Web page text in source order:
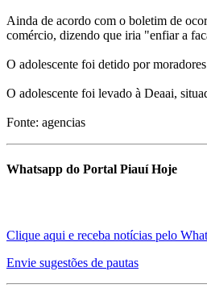
Ainda de acordo com o boletim de
comércio, dizendo que iria "enfiar a
O adolescente foi detido por
O adolescente foi levado à Deaai,
Fonte: agencias
Whatsapp do Portal Piauí Hoje
Clique aqui e receba notícias pelo
Envie sugestões de pautas